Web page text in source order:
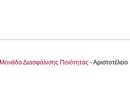
Μονάδα Διασφάλισης Ποιότητας -